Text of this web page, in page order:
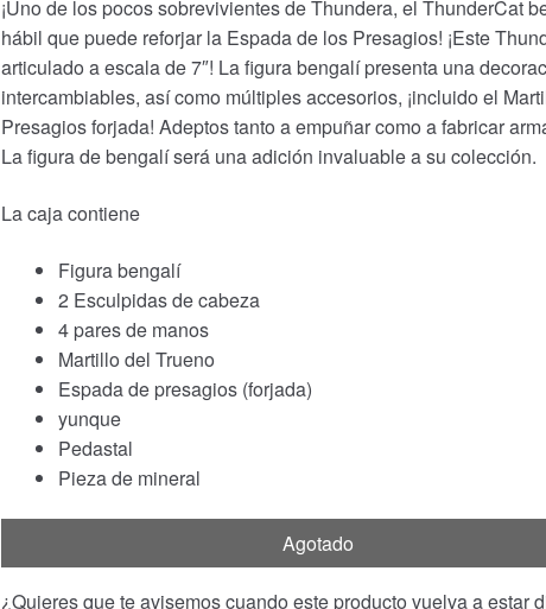
original
era:
€79.90.
actual
es:
€40.51.
¡Uno de los pocos sobrevivientes de Thundera, el ThunderCat
hábil que puede reforjar la Espada de los Presagios! ¡Este
articulado a escala de 7″! La figura bengalí presenta una
intercambiables, así como múltiples accesorios, ¡incluido el
Presagios forjada! Adeptos tanto a empuñar como a fabricar
La figura de bengalí será una adición invaluable a su colección.
La caja contiene
Figura bengalí
2 Esculpidas de cabeza
4 pares de manos
Martillo del Trueno
Espada de presagios (forjada)
yunque
Pedastal
Pieza de mineral
Agotado
¿Quieres que te avisemos cuando este producto vuelva a estar